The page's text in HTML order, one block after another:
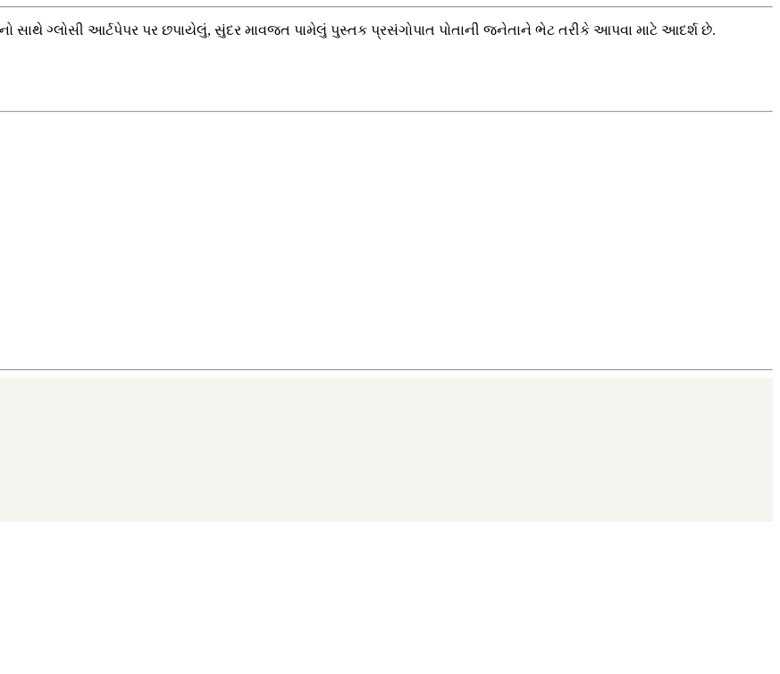
સાથે ગ્લોસી આર્ટપેપર પર છપાયેલું, સુંદર માવજત પામેલું પુસ્તક પ્રસંગોપાત પોતાની જનેતાને ભેટ તરીકે આપવા માટે આદર્શ છે.